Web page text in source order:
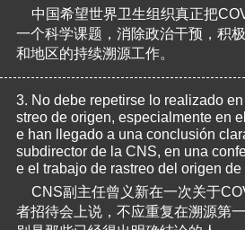
中国希望世界卫生组织真正把
一个科学课题，消除政治干预，积
和地区的持续溯源工作。
3. No debe repetirse lo realizado
streo de origen, especialmente en
e han llegado a una conclusión
subdirector de la CNS, en una
e el trabajo de rastreo del origen
CNS副主任曾义新在一次关于
者招待会上说，不应重复在溯源第